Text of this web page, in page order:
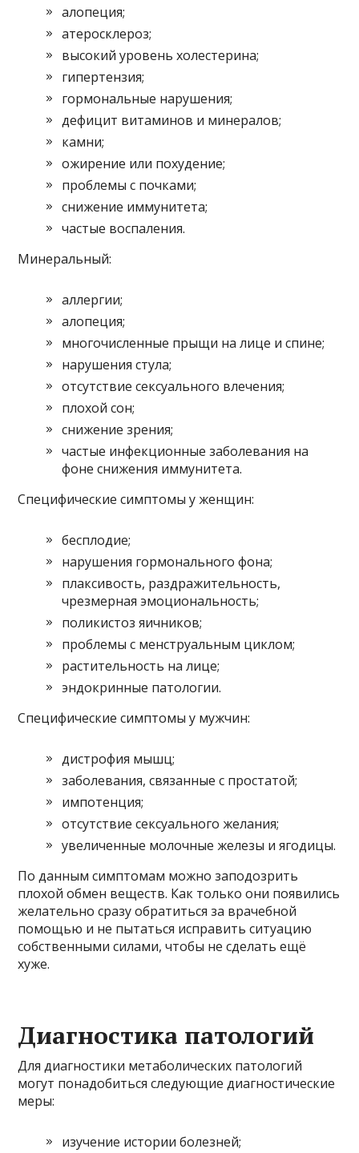
алопеция;
атеросклероз;
высокий уровень холестерина;
гипертензия;
гормональные нарушения;
дефицит витаминов и минералов;
камни;
ожирение или похудение;
проблемы с почками;
снижение иммунитета;
частые воспаления.
Минеральный:
аллергии;
алопеция;
многочисленные прыщи на лице и спине;
нарушения стула;
отсутствие сексуального влечения;
плохой сон;
снижение зрения;
частые инфекционные заболевания на
фоне снижения иммунитета.
Специфические симптомы у женщин:
бесплодие;
нарушения гормонального фона;
плаксивость, раздражительность,
чрезмерная эмоциональность;
поликистоз яичников;
проблемы с менструальным циклом;
растительность на лице;
эндокринные патологии.
Специфические симптомы у мужчин:
дистрофия мышц;
заболевания, связанные с простатой;
импотенция;
отсутствие сексуального желания;
увеличенные молочные железы и ягодицы.
По данным симптомам можно заподозрить
плохой обмен веществ. Как только они появились
желательно сразу обратиться за врачебной
помощью и не пытаться исправить ситуацию
собственными силами, чтобы не сделать ещё
хуже.
Диагностика патологий
Для диагностики метаболических патологий
могут понадобиться следующие диагностические
меры:
изучение истории болезней;